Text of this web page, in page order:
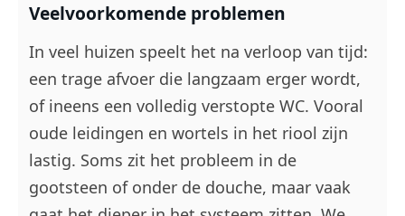
Veelvoorkomende problemen
In veel huizen speelt het na verloop van tijd:
een trage afvoer die langzaam erger wordt,
of ineens een volledig verstopte WC. Vooral
oude leidingen en wortels in het riool zijn
lastig. Soms zit het probleem in de
gootsteen of onder de douche, maar vaak